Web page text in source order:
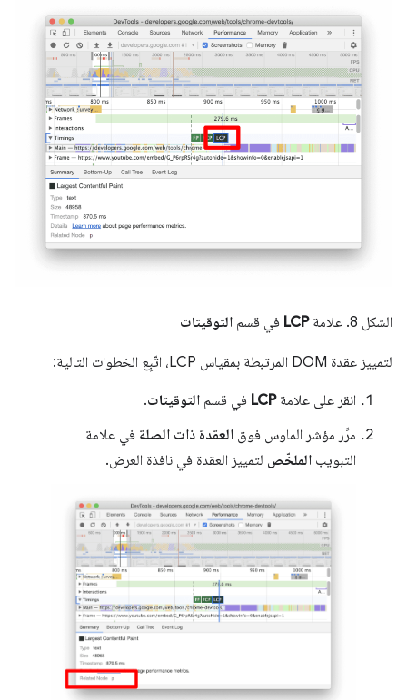
الشكل 8. علامة LCP في قسم التوقيتات
لتمييز عقدة DOM المرتبطة بمقياس LCP، اتّبِع الخطوات التالية:
انقر على علامةLCP في قسم التوقيتات.
مرِّر مؤشر الماوس فوق العقدة ذات الصلة في علامة
التبويب الملخّص لتمييز العقدة في نافذة العرض.